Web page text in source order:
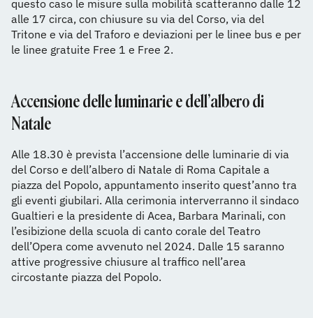
questo caso le misure sulla mobilità scatteranno dalle 12
alle 17 circa, con chiusure su via del Corso, via del
Tritone e via del Traforo e deviazioni per le linee bus e per
le linee gratuite Free 1 e Free 2.
Accensione delle luminarie e dell’albero di
Natale
Alle 18.30 è prevista l’accensione delle luminarie di via
del Corso e dell’albero di Natale di Roma Capitale a
piazza del Popolo, appuntamento inserito quest’anno tra
gli eventi giubilari. Alla cerimonia interverranno il sindaco
Gualtieri e la presidente di Acea, Barbara Marinali, con
l’esibizione della scuola di canto corale del Teatro
dell’Opera come avvenuto nel 2024. Dalle 15 saranno
attive progressive chiusure al traffico nell’area
circostante piazza del Popolo.